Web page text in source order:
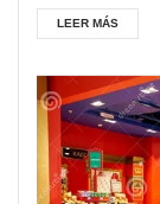
LEER MÁS